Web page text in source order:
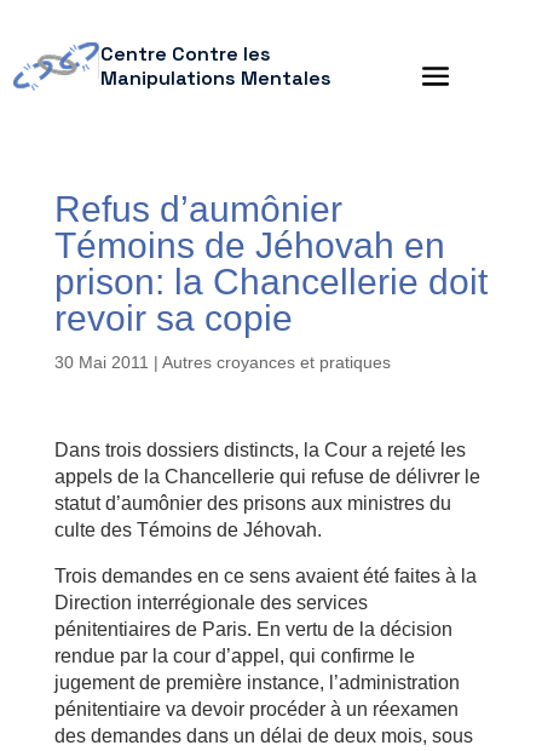
Centre Contre les
Manipulations Mentales
Refus d’aumônier
Témoins de Jéhovah en
prison: la Chancellerie doit
revoir sa copie
30 Mai 2011 | Autres croyances et pratiques
Dans trois dossiers distincts, la Cour a rejeté les
appels de la Chancellerie qui refuse de délivrer le
statut d’aumônier des prisons aux ministres du
culte des Témoins de Jéhovah.
Trois demandes en ce sens avaient été faites à la
Direction interrégionale des services
pénitentiaires de Paris. En vertu de la décision
rendue par la cour d’appel, qui confirme le
jugement de première instance, l’administration
pénitentiaire va devoir procéder à un réexamen
des demandes dans un délai de deux mois, sous